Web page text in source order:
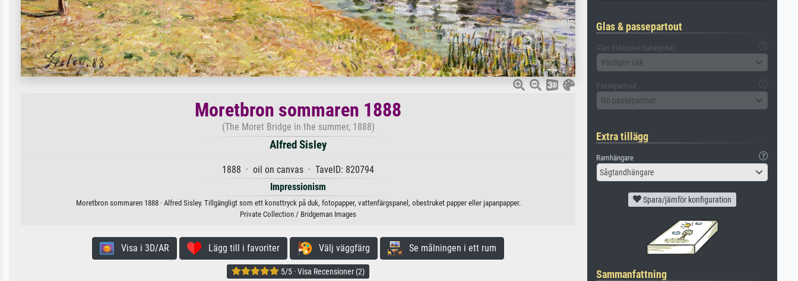
Moretbron sommaren 1888
(The Moret Bridge in the summer, 1888)
Alfred Sisley
1888 · oil on canvas · TavelD: 820794
Impressionism
Moretbron sommaren 1888 · Alfred Sisley. Tillgängligt som ett konsttryck på duk, fotopapper, vattenfärgspanel, obestruket papper eller japanpapper.
Private Collection / Bridgeman Images
Visa i 3D/AR Lägg till i favoriter Välj väggfärg Se målningen i ett rum
5/5 · Visa Recensioner (2)
Glas & passepartout
Glas (inklusive bakstycke)
Vänligen välj
Passepartout
No passepartout
Extra tillägg
Ramhängare
Sågtandhängare
Spara/jämför konfiguration
Sammanfattning